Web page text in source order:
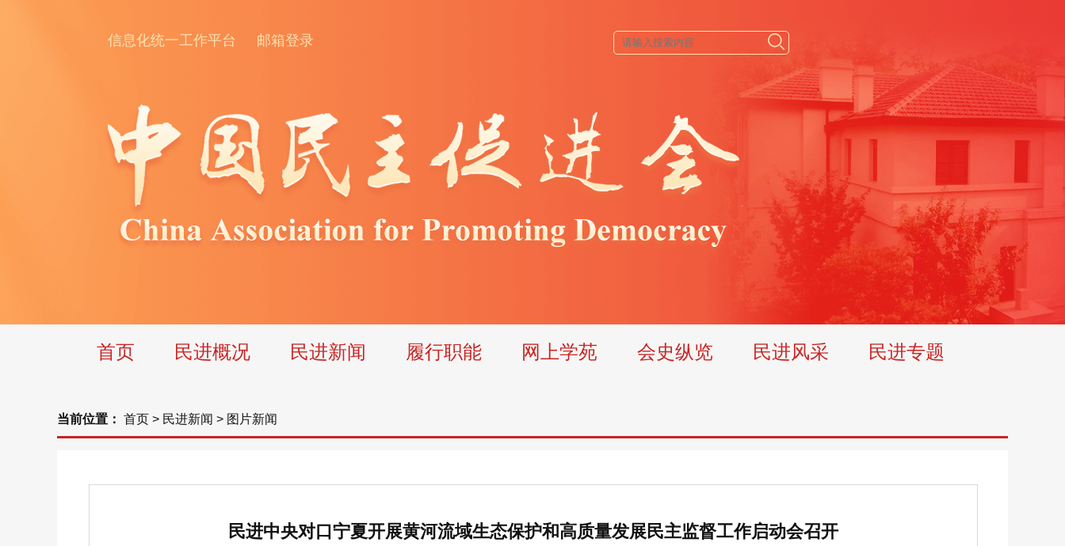
信息化统一工作平台 邮箱登录
首页 民进概况 民进新闻 履行职能 网上学苑 会史纵览 民进风采 民进专题
当前位置： 首页 > 民进新闻 > 图片新闻
民进中央对口宁夏开展黄河流域生态保护和高质量发展民主监督工作启动会召开